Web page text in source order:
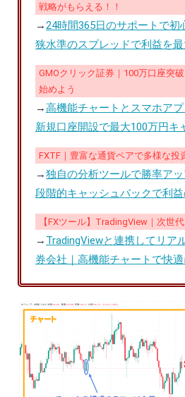
戦略がもらえる！！
→24時間365日のサポートで初
狭水準のスプレッドで利益を最
GMOクリック証券｜100万口座突
始めよう
→高機能チャートとスマホアプ
新規口座開設で最大100万円キ
FXTF｜豊富な通貨ペアで多様な投
→独自の分析ツールで勝率ア
段階的キャッシュバックで利
【FXツール】TradingView｜次世
→ TradingViewと連携してリア
券会社｜高機能チャートで快適